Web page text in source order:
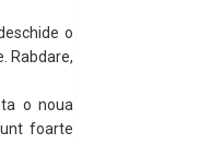
o
Rabdare,
o noua
foarte